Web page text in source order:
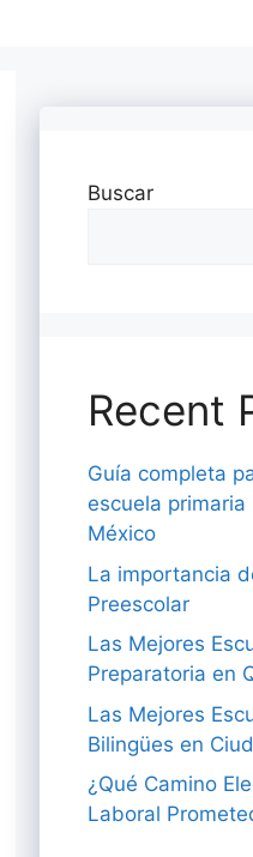
Buscar
Recent
Guía completa
escuela primaria
México
La importancia
Preescolar
Las Mejores
Preparatoria en
Las Mejores
Bilingües en
¿Qué Camino
Laboral